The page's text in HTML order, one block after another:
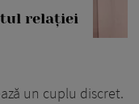
relației
un cuplu discret.